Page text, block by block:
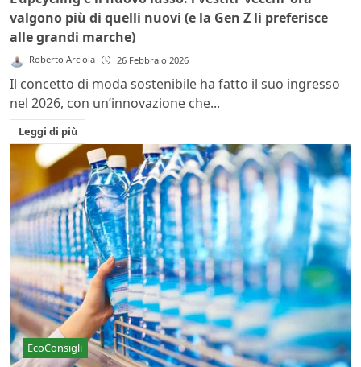
valgono più di quelli nuovi (e la Gen Z li preferisce
alle grandi marche)
Roberto Arciola 26 Febbraio 2026
Il concetto di moda sostenibile ha fatto il suo ingresso
nel 2026, con un’innovazione che...
Leggi di più
EcoConsigli